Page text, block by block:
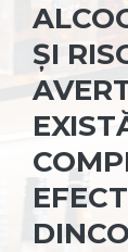
ȘI